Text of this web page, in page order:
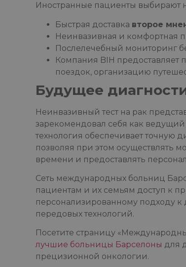
Иностранные пациенты выбирают
Быстрая доставка второе
Неинвазивная и комфортная
Послелечебный мониторинг
Компания BIH предоставляет
поездок, организацию
Будущее
Неинвазивный тест на рак
зарекомендовал себя как
технология обеспечивает точную
позволяя при этом осуществлять
времени и предоставлять
Сеть международных больниц
пациентам и их семьям доступ к
персонализированному подходу
передовых технологий.
Посетите страницу
лучшие больницы Барселоны для
прецизионной онкологии.